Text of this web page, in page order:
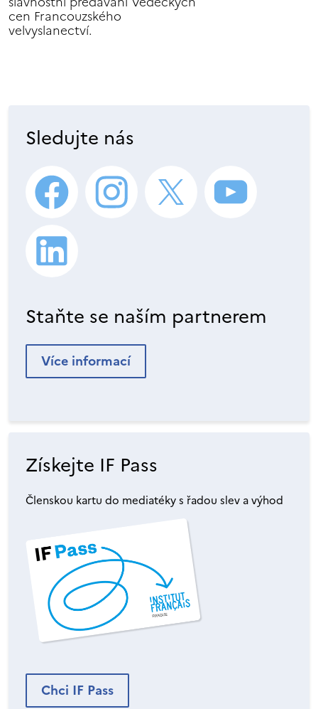
cen Francouzského
velvyslanectví.
Sledujte nás
Staňte se naším partnerem
Více informací
Získejte IF Pass
Členskou kartu do mediatéky s řadou slev a výhod
Chci IF Pass